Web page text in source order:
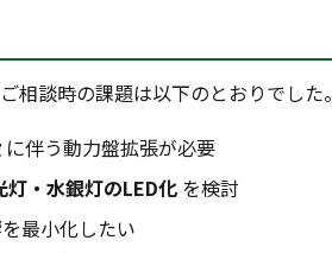
相談時の課題は以下のとおりでした。
に伴う動力盤拡張が必要
灯・水銀灯のLED化 を検討
最小化したい